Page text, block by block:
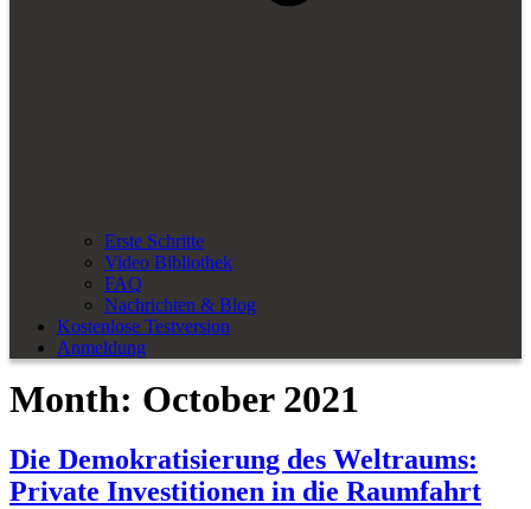
Erste Schritte
Video Bibliothek
FAQ
Nachrichten & Blog
Kostenlose Testversion
Anmeldung
Month: October 2021
Die Demokratisierung des Weltraums:
Private Investitionen in die Raumfahrt